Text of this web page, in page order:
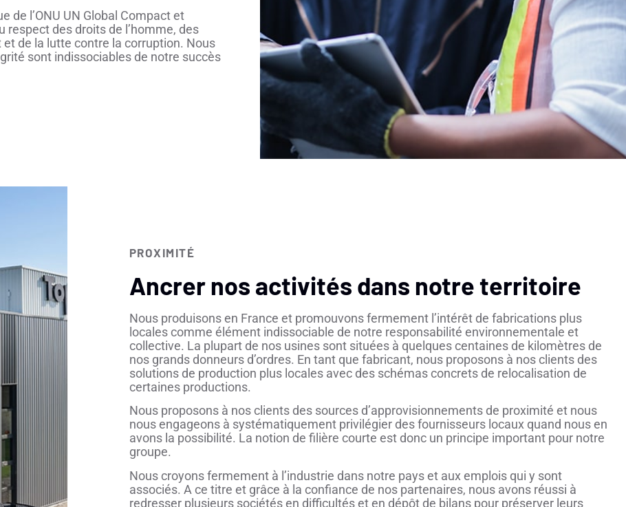
de l’ONU UN Global Compact et
des droits de l’homme, des
de la lutte contre la corruption. Nous
sont indissociables de notre succès
PROXIMITÉ
Ancrer nos activités dans notre territoire
Nous produisons en France et promouvons fermement l’intérêt de fabrications plus
locales comme élément indissociable de notre responsabilité environnementale et
collective. La plupart de nos usines sont situées à quelques centaines de kilomètres de
nos grands donneurs d’ordres. En tant que fabricant, nous proposons à nos clients des
solutions de production plus locales avec des schémas concrets de relocalisation de
certaines productions.
Nous proposons à nos clients des sources d’approvisionnements de proximité et nous
nous engageons à systématiquement privilégier des fournisseurs locaux quand nous en
avons la possibilité. La notion de filière courte est donc un principe important pour notre
groupe.
Nous croyons fermement à l’industrie dans notre pays et aux emplois qui y sont
associés. A ce titre et grâce à la confiance de nos partenaires, nous avons réussi à
redresser plusieurs sociétés en difficultés et en dépôt de bilans pour préserver leurs